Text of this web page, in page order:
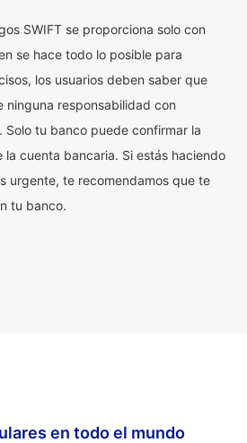
SWIFT se proporciona solo con
se hace todo lo posible para
los usuarios deben saber que
ninguna responsabilidad con
Solo tu banco puede confirmar la
cuenta bancaria. Si estás haciendo
urgente, te recomendamos que te
tu banco.
en todo el mundo